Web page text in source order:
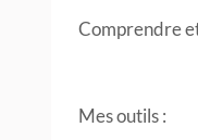
Comprendre
Mes outils :